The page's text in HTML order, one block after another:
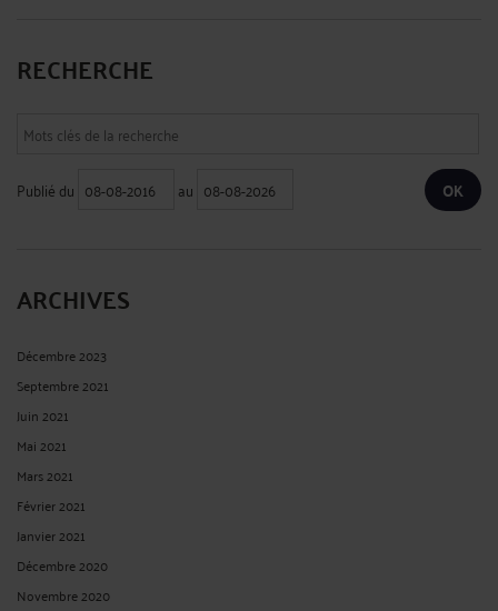
RECHERCHE
Publié du au
ARCHIVES
Décembre 2023
Septembre 2021
Juin 2021
Mai 2021
Mars 2021
Février 2021
Janvier 2021
Décembre 2020
Novembre 2020